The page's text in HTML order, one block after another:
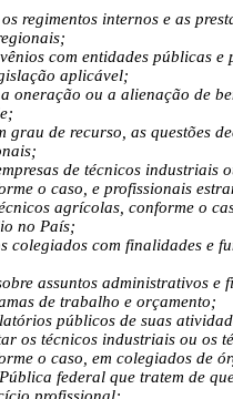
regimentos internos e as
com entidades públicas e
aplicável;
oneração ou a alienação de
grau de recurso, as questões
de técnicos industriais
o caso, e profissionais
agrícolas, conforme o
no País;
colegiados com finalidades e
assuntos administrativos e
de trabalho e orçamento;
públicos de suas
os técnicos industriais ou os
o caso, em colegiados de
federal que tratem de